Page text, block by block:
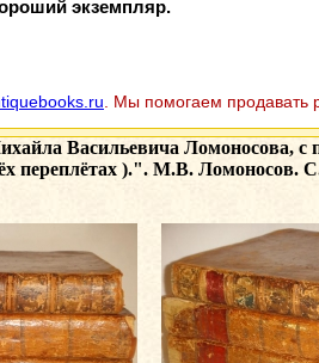
экземпляр.
. Мы помогаем продавать
Васильевича Ломоносова,
переплётах ).". М.В. Ломоносов.